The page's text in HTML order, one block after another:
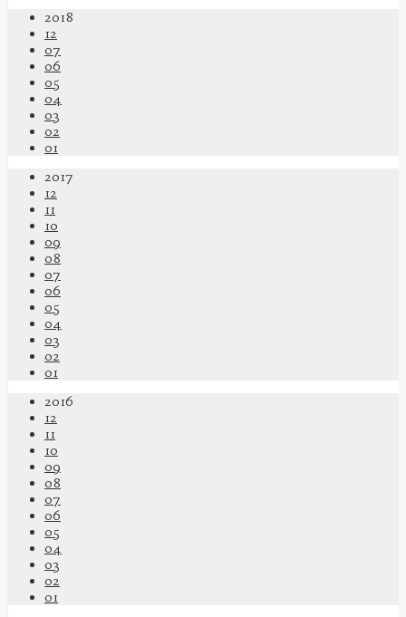
2018
12
07
06
05
04
03
02
01
2017
12
11
10
09
08
07
06
05
04
03
02
01
2016
12
11
10
09
08
07
06
05
04
03
02
01